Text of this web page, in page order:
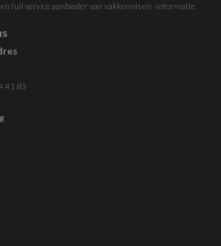
full service aanbieder van vakkennis en -informatie.
41 83